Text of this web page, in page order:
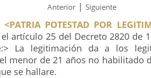
Anterior | Siguiente
POTESTAD POR
artículo 25 del Decreto 2820 de
La legitimación da a los
menor de 21 años no habilitado
se hallare.